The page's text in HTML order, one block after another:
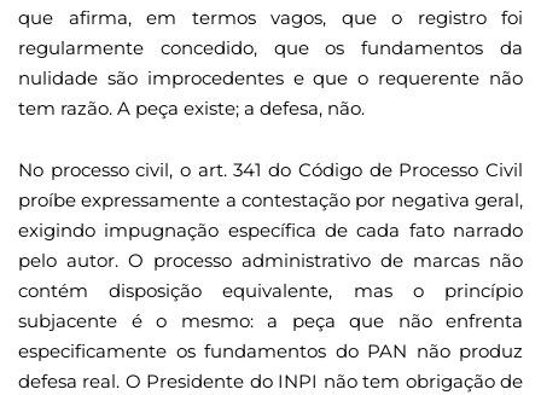
que afirma, em termos vagos, que o registro foi
regularmente concedido, que os fundamentos da
nulidade são improcedentes e que o requerente não
tem razão. A peça existe; a defesa, não.
No processo civil, o art. 341 do Código de Processo Civil
proíbe expressamente a contestação por negativa geral,
exigindo impugnação específica de cada fato narrado
pelo autor. O processo administrativo de marcas não
contém disposição equivalente, mas o princípio
subjacente é o mesmo: a peça que não enfrenta
especificamente os fundamentos do PAN não produz
defesa real. O Presidente do INPI não tem obrigação de